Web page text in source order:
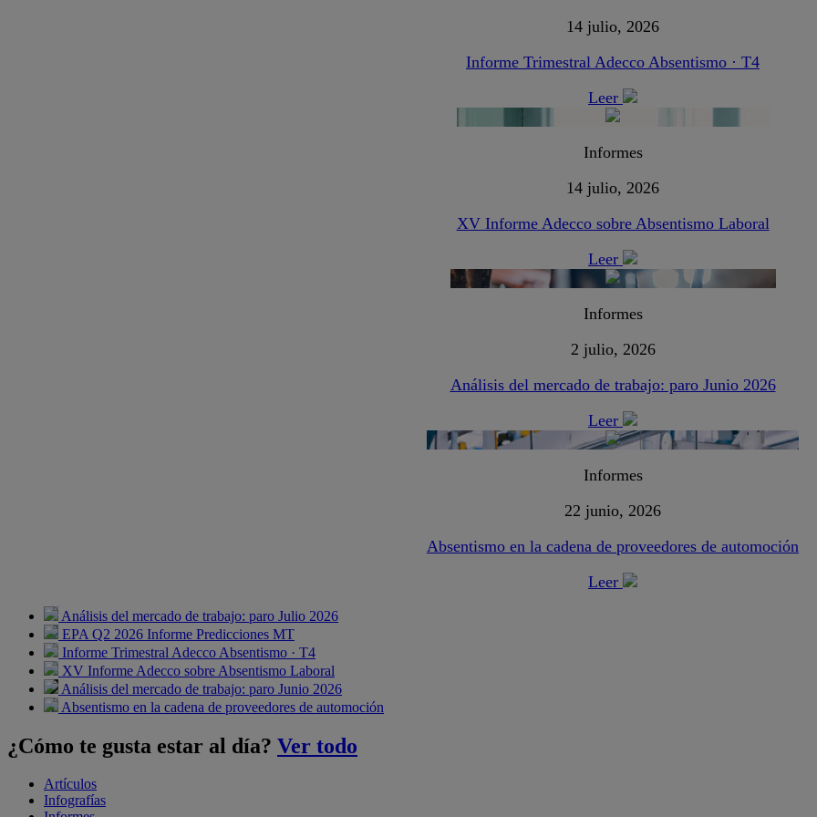
14 julio, 2026
Informe Trimestral Adecco Absentismo · T4
Leer
Informes
14 julio, 2026
XV Informe Adecco sobre Absentismo Laboral
Leer
Informes
2 julio, 2026
Análisis del mercado de trabajo: paro Junio 2026
Leer
Informes
22 junio, 2026
Absentismo en la cadena de proveedores de automoción
Leer
Análisis del mercado de trabajo: paro Julio 2026
EPA Q2 2026 Informe Predicciones MT
Informe Trimestral Adecco Absentismo · T4
XV Informe Adecco sobre Absentismo Laboral
Análisis del mercado de trabajo: paro Junio 2026
Absentismo en la cadena de proveedores de automoción
¿Cómo te gusta estar al día? Ver todo
Artículos
Infografías